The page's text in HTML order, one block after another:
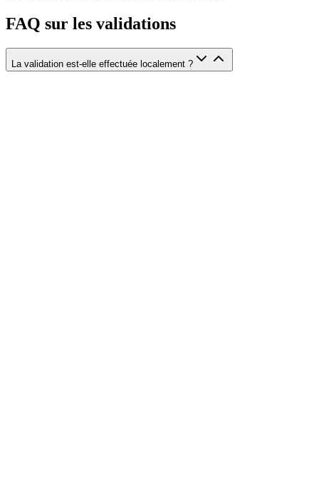
FAQ sur les validations
La validation est-elle effectuée localement ?